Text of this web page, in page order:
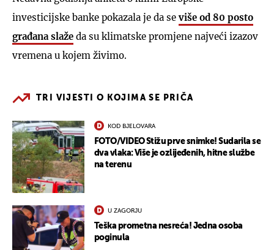
investicijske banke pokazala je da seviše od 80 posto
građana slaže da su klimatske promjene najveći izazov
vremena u kojem živimo.
TRI VIJESTI O KOJIMA SE PRIČA
KOD BJELOVARA
FOTO/VIDEO Stižu prve snimke! Sudarila se
dva vlaka: Više je ozlijeđenih, hitne službe
na terenu
U ZAGORJU
Teška prometna nesreća! Jedna osoba
poginula